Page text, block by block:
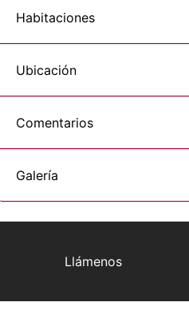
Habitaciones
Ubicación
Comentarios
Galería
Llámenos